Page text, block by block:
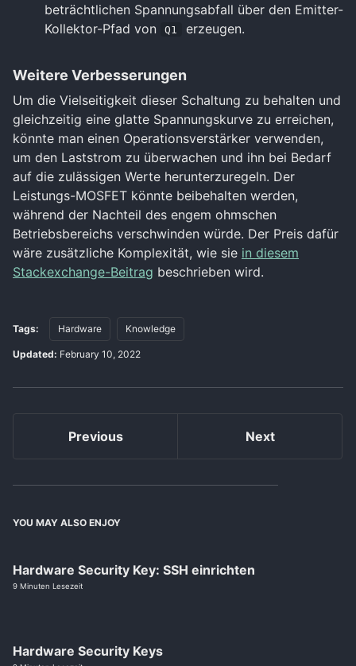
beträchtlichen Spannungsabfall über den Emitter-
Kollektor-Pfad von
Q1 erzeugen.
Weitere Verbesserungen
Um die Vielseitigkeit dieser Schaltung zu behalten und
gleichzeitig eine glatte Spannungskurve zu erreichen,
könnte man einen Operationsverstärker verwenden,
um den Laststrom zu überwachen und ihn bei Bedarf
auf die zulässigen Werte herunterzuregeln. Der
Leistungs-MOSFET könnte beibehalten werden,
während der Nachteil des engem ohmschen
Betriebsbereichs verschwinden würde. Der Preis dafür
wäre zusätzliche Komplexität, wie sie in diesem
Stackexchange-Beitrag beschrieben wird.
Tags: Hardware Knowledge
Updated: February 10, 2022
Previous Next
YOU MAY ALSO ENJOY
Hardware Security Key: SSH einrichten
9 Minuten Lesezeit
Hardware Security Keys